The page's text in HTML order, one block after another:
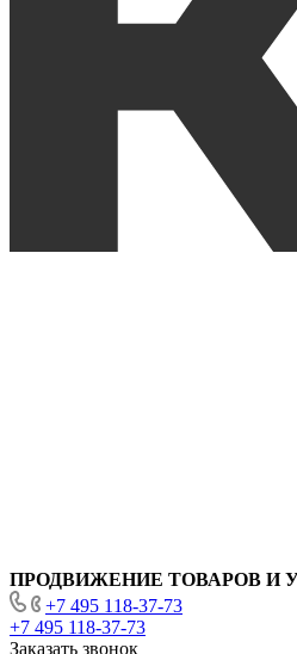
ПРОДВИЖЕНИЕ ТОВАРОВ И
+7 495 118-37-73
+7 495 118-37-73
Заказать звонок